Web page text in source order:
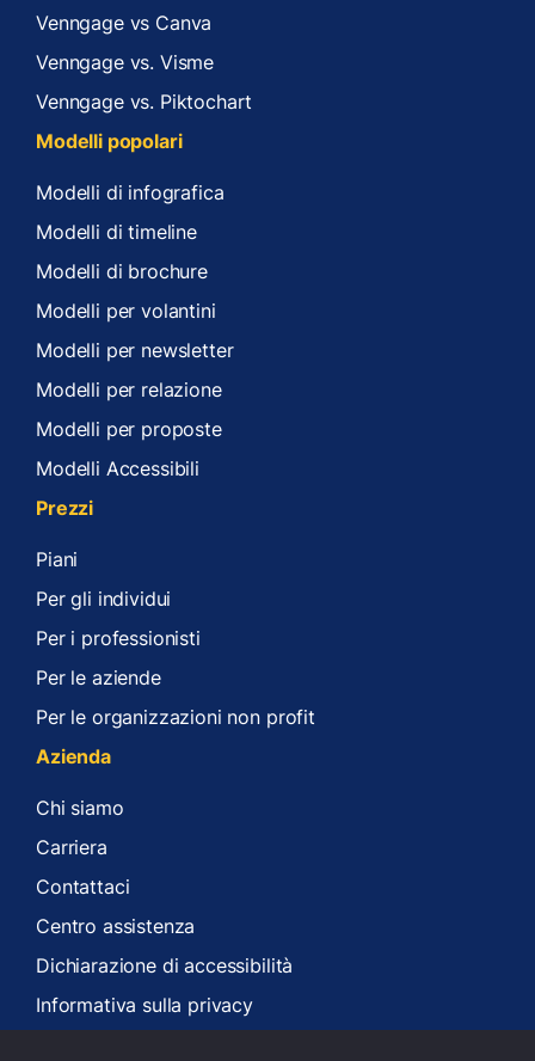
Venngage vs Canva
Venngage vs. Visme
Venngage vs. Piktochart
Modelli popolari
Modelli di infografica
Modelli di timeline
Modelli di brochure
Modelli per volantini
Modelli per newsletter
Modelli per relazione
Modelli per proposte
Modelli Accessibili
Prezzi
Piani
Per gli individui
Per i professionisti
Per le aziende
Per le organizzazioni non profit
Azienda
Chi siamo
Carriera
Contattaci
Centro assistenza
Dichiarazione di accessibilità
Informativa sulla privacy